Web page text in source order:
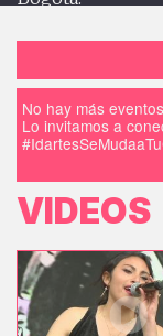
No hay más
Lo invitamos a
VIDEOS